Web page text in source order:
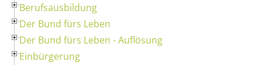
Berufsausbildung
Der Bund fürs Leben
Der Bund fürs Leben - Auflösung
Einbürgerung